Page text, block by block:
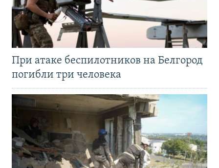
При атаке беспилотников на Белгород
погибли три человека